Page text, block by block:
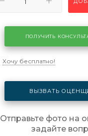
ПОЛУЧИТЬ
Хочу бесплатно!
ВЫЗВАТЬ
Отправьте фото на
задайте